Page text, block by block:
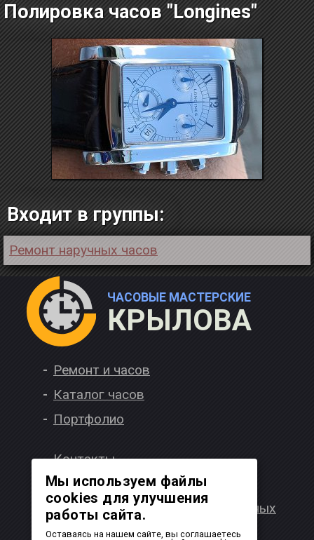
Полировка часов "Longines"
Входит в группы:
Ремонт наручных часов
ЧАСОВЫЕ МАСТЕРСКИЕ
КРЫЛОВА
Ремонт и часов
Каталог часов
Портфолио
Контакты
Вакансии
Политика обработки персональных
данных
Мы используем файлы
cookies для улучшения
работы сайта.
Оставаясь на нашем сайте, вы соглашаетесь